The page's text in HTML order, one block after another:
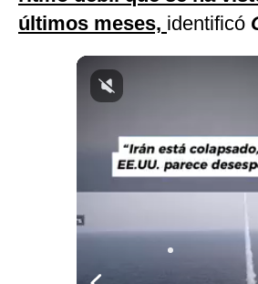
Videos
Fotogalerías
Condiciones
últimos meses, identificó